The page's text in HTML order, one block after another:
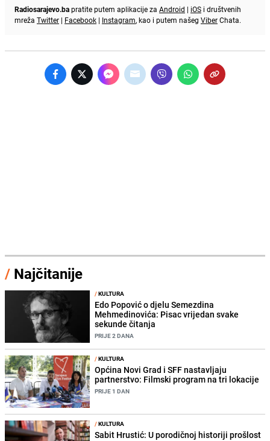
Radiosarajevo.bapratite putem aplikacije za Android | iOS i društvenih
mreža Twitter | Facebook | Instagram, kao i putem našeg ViberChata.
/ Najčitanije
/KULTURA
Edo Popović o djelu Semezdina
Mehmedinovića: Pisac vrijedan svake
sekunde čitanja
PRIJE 2 DANA
/KULTURA
Općina Novi Grad i SFF nastavljaju
partnerstvo: Filmski program na tri lokacije
PRIJE 1 DAN
/KULTURA
Sabit Hrustić: U porodičnoj historiji prošlost